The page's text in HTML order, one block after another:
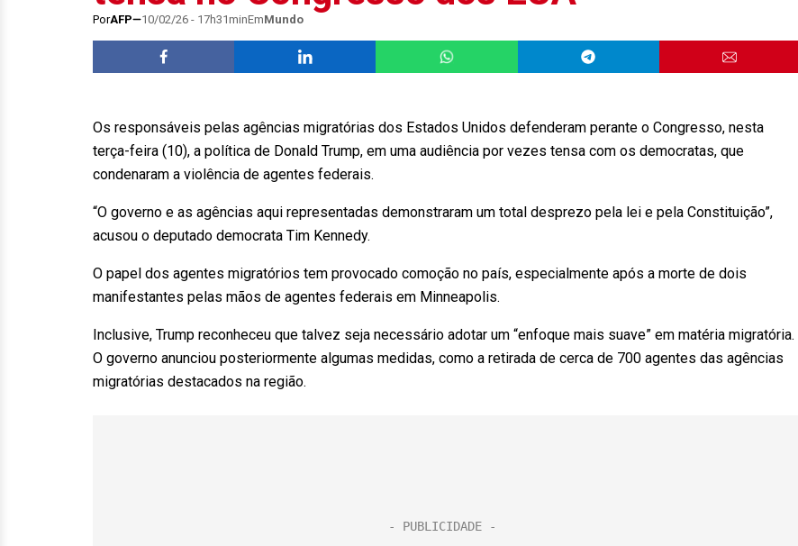
PorAFP 10/02/26 - 17h31minEmMundo
Os responsáveis pelas agências migratórias dos Estados Unidos defenderam perante o Congresso, nesta
terça-feira (10), a política de Donald Trump, em uma audiência por vezes tensa com os democratas, que
condenaram a violência de agentes federais.
“O governo e as agências aqui representadas demonstraram um total desprezo pela lei e pela Constituição”,
acusou o deputado democrata Tim Kennedy.
O papel dos agentes migratórios tem provocado comoção no país, especialmente após a morte de dois
manifestantes pelas mãos de agentes federais em Minneapolis.
Inclusive, Trump reconheceu que talvez seja necessário adotar um “enfoque mais suave” em matéria migratória.
O governo anunciou posteriormente algumas medidas, como a retirada de cerca de 700 agentes das agências
migratórias destacados na região.